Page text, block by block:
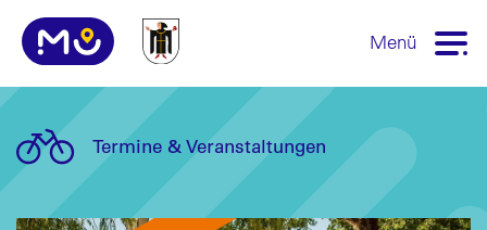
Menü
Termine & Veranstaltungen